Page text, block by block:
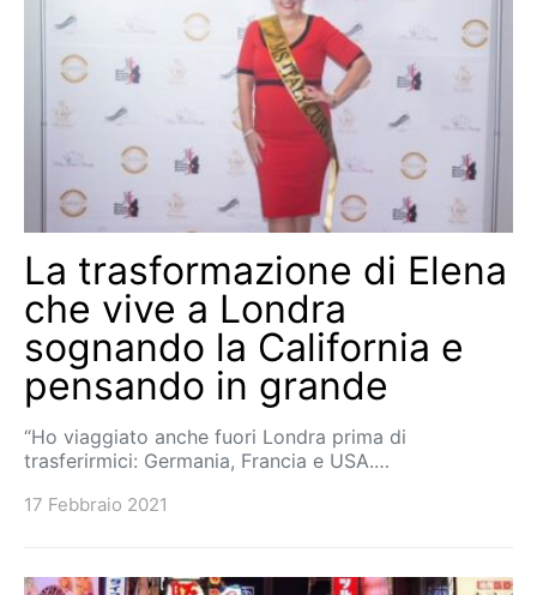
La trasformazione di Elena
che vive a Londra
sognando la California e
pensando in grande
“Ho viaggiato anche fuori Londra prima di
trasferirmici: Germania, Francia e USA.…
17 Febbraio 2021